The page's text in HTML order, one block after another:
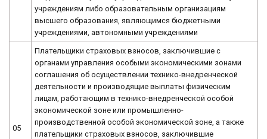
учреждениям либо образовательным организациям
высшего образования, являющимся бюджетными
учреждениями, автономными учреждениями
05
Плательщики страховых взносов, заключившие с
органами управления особыми экономическими зонами
соглашения об осуществлении технико-внедренческой
деятельности и производящие выплаты физическим
лицам, работающим в технико-внедренческой особой
экономической зоне или промышленно-
производственной особой экономической зоне, а также
плательщики страховых взносов, заключившие